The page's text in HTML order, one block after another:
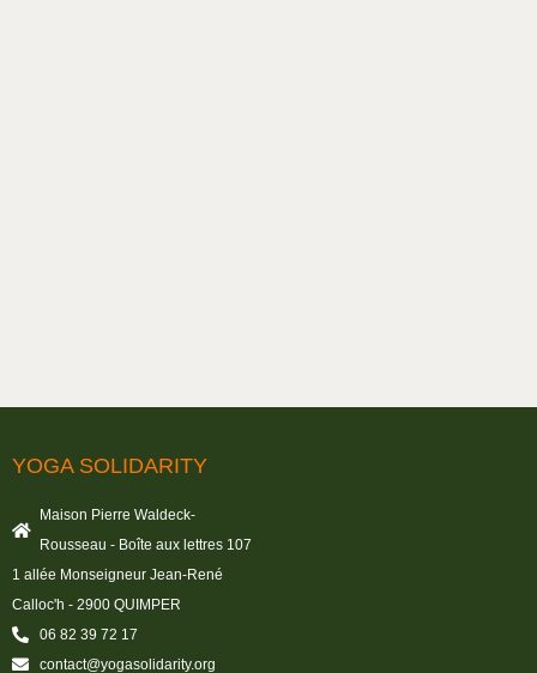
YOGA SOLIDARITY
Maison Pierre Waldeck-
Rousseau - Boîte aux lettres 107
1 allée Monseigneur Jean-René
Calloc'h - 2900 QUIMPER
06 82 39 72 17
contact@yogasolidarity.org